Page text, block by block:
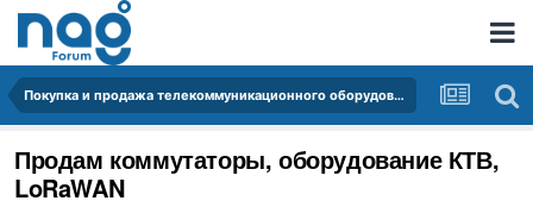
Покупка и продажа телекоммуникационного оборудования
Продам коммутаторы, оборудование КТВ,
LoRaWAN